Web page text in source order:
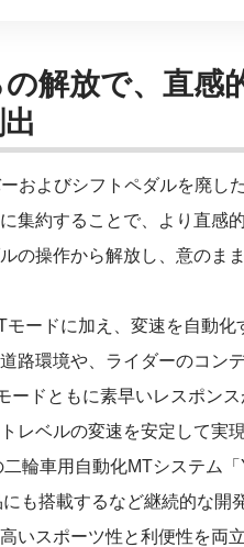
解放で、直感
およびシフトペダルを廃し
集約することで、より直感
の操作から解放し、意のま
ードに加え、変速を自動化
路環境や、ライダーのコン
ードともに素早いレスポン
レベルの変速を安定して実現
輪車用自動化MTシステム
も搭載するなど継続的な開
いスポーツ性と利便性を両